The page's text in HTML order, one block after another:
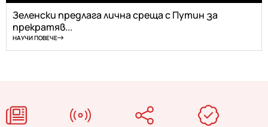
Зеленски предлага лична среща с Путин за
прекратяв...
НАУЧИ ПОВЕЧЕ